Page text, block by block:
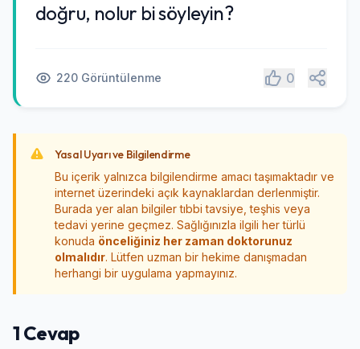
doğru, nolur bi söyleyin?
220 Görüntülenme 0 Paylaş
Yasal Uyarı ve Bilgilendirme
Bu içerik yalnızca bilgilendirme amacı taşımaktadır ve
internet üzerindeki açık kaynaklardan derlenmiştir.
Burada yer alan bilgiler tıbbi tavsiye, teşhis veya
tedavi yerine geçmez. Sağlığınızla ilgili her türlü
konuda önceliğiniz her zaman doktorunuz
olmalıdır. Lütfen uzman bir hekime danışmadan
herhangi bir uygulama yapmayınız.
1 Cevap